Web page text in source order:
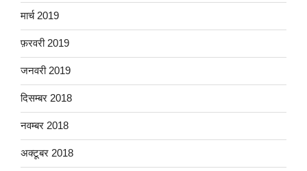
मार्च 2019
फ़रवरी 2019
जनवरी 2019
दिसम्बर 2018
नवम्बर 2018
अक्टूबर 2018